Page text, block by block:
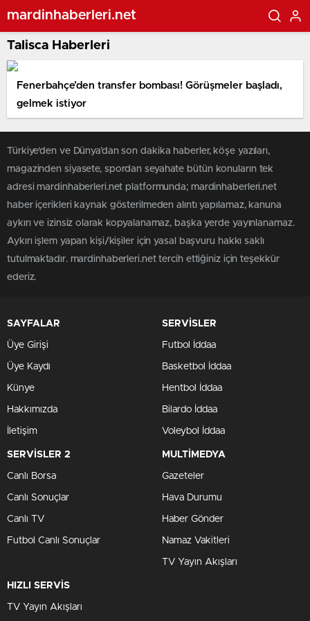
mardinhaberleri.net
Talisca Haberleri
Fenerbahçe’den transfer bombası! Görüşmeler başladı,
gelmek istiyor
Türkiye'den ve Dünya’dan son dakika haberler, köşe yazıları,
magazinden siyasete, spordan seyahate bütün konuların tek
adresi mardinhaberleri.net platformunda; mardinhaberleri.net
haber içerikleri kaynak gösterilmeden alıntı yapılamaz, kanuna
aykırı ve izinsiz olarak kopyalanamaz, başka yerde yayınlanamaz.
Aykırı işlem yapan kişi/kişiler için yasal başvuru hakkı saklı
tutulmaktadır. mardinhaberleri.net tercih ettiğiniz için teşekkür
ederiz.
SAYFALAR
Üye Girişi
Üye Kaydı
Künye
Hakkımızda
İletişim
SERVİSLER
Futbol İddaa
Basketbol İddaa
Hentbol İddaa
Bilardo İddaa
Voleybol İddaa
SERVİSLER 2
Canlı Borsa
Canlı Sonuçlar
Canlı TV
Futbol Canlı Sonuçlar
MULTİMEDYA
Gazeteler
Hava Durumu
Haber Gönder
Namaz Vakitleri
TV Yayın Akışları
HIZLI SERVİS
TV Yayın Akışları